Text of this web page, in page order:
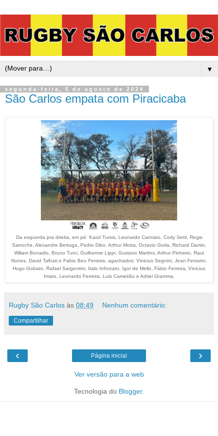
▼
segunda-feira, 5 de agosto de 2024
São Carlos empata com Piracicaba
Da esquerda pra direita, em pé: Karol Turssi, Leonardo Carniato, Cody Setti, Regis
Sarroche, Alexandre Bertuga, Pedro Dibo, Arthur Motta, Octavio Gorla, Richard Damin,
Wiliam Bonadio, Bruno Turci, Guilherme Lippi, Gustavo Martins, Arthur Pinheiro, Raul
Nunes, David Talhati e Fabio Beu Ferreira; agachados: Vinicius Segnini, Jean Ferrarini,
Hugo Gobato, Rafael Sargentini, Italo Inforzato, Igor de Mello, Fábio Ferreira, Vinicius
Imato, Leonardo Ferreira, Luis Cameirão e Adriel Gramma.
Rugby São Carlos às 08:49 Nenhum comentário:
Compartilhar
‹ ›
Página inicial
Ver versão para a web
Tecnologia do Blogger.